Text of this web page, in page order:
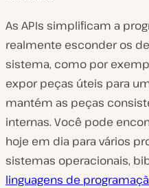
As APIs simplificam a
realmente esconder os
sistema, como por
expor peças úteis para
mantém as peças
internas. Você pode
hoje em dia para vários
sistemas operacionais,
linguagens de